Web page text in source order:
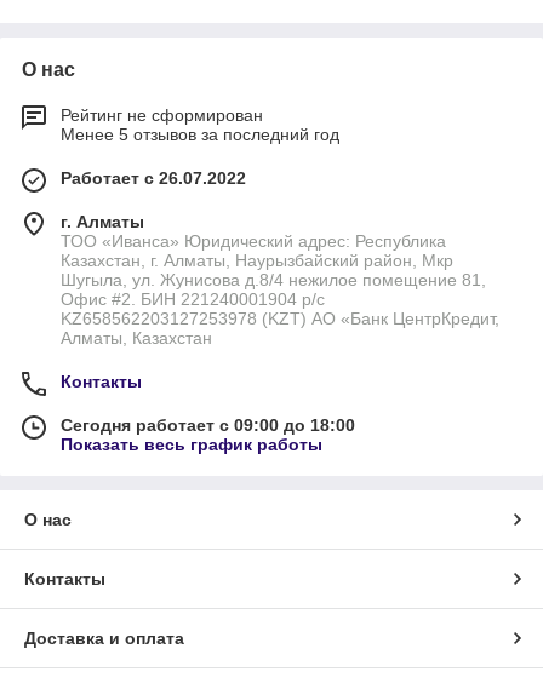
О нас
Рейтинг не сформирован
Менее 5 отзывов за последний год
Работает с 26.07.2022
г. Алматы
ТОО «Иванса» Юридический адрес: Республика
Казахстан, г. Алматы, Наурызбайский район, Мкр
Шугыла, ул. Жунисова д.8/4 нежилое помещение 81,
Офис #2. БИН 221240001904 р/с
KZ658562203127253978 (KZT) АО «Банк ЦентрКредит,
Алматы, Казахстан
Контакты
Сегодня работает с 09:00 до 18:00
Показать весь график работы
О нас
Контакты
Доставка и оплата